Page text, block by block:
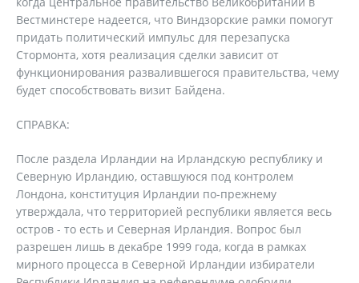
Вестминстере надеется, что Виндзорские рамки помогут
придать политический импульс для перезапуска
Стормонта, хотя реализация сделки зависит от
функционирования развалившегося правительства, чему
будет способствовать визит Байдена.
СПРАВКА:
После раздела Ирландии на Ирландскую республику и
Северную Ирландию, оставшуюся под контролем
Лондона, конституция Ирландии по-прежнему
утверждала, что территорией республики является весь
остров - то есть и Северная Ирландия. Вопрос был
разрешен лишь в декабре 1999 года, когда в рамках
мирного процесса в Северной Ирландии избиратели